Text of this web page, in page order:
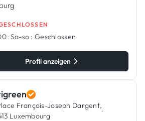
·Sa-so : Geschlossen
Profil anzeigen
François-Joseph Dargent,
Luxembourg
·